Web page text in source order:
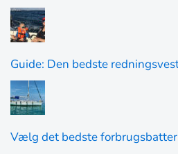
Guide: Den bedste
Vælg det bedste